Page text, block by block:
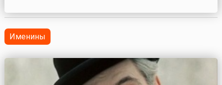
Кирилла. Прославился ...
Именины